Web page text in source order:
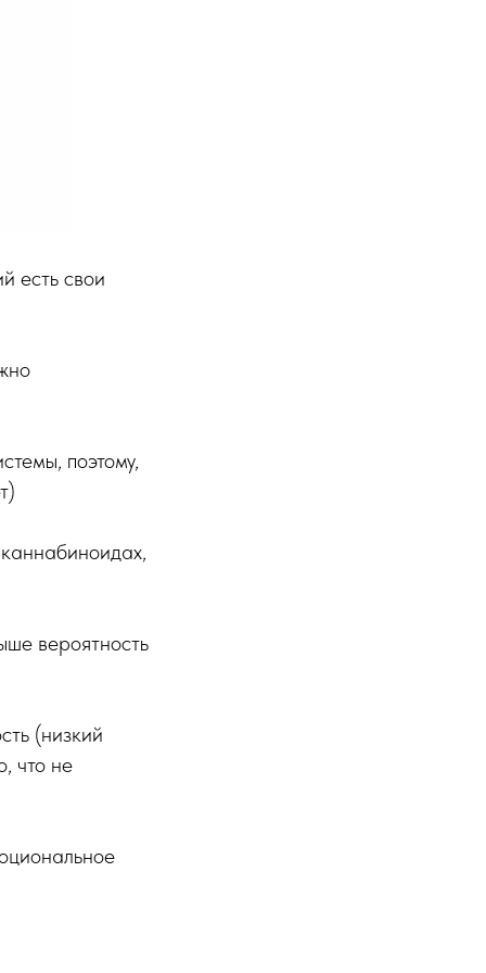
есть свои
поэтому,
вероятность
(низкий
что не